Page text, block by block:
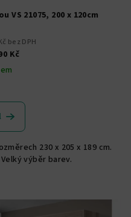
21075, 200 x 120cm
bez DPH
Kč
230 x 205 x 189 cm.
výběr barev.